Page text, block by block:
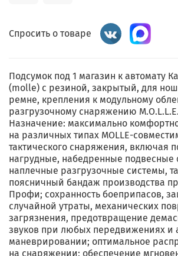
Спросить о товаре
Подсумок под 1 магазин к автомату
(molle) с резиной, закрытый, для
ремне, крепления к модульному
разгрузочному снаряжению
Назначение: максимально
на различных типах MOLLE-
тактического снаряжения, включая
нагрудные, набедренные подвесные
наплечные разгрузочные системы,
поясничный бандаж производства
Профи; сохранность боеприпасов,
случайной утраты, механических
загрязнения, предотвращение
звуков при любых передвижениях и
маневрировании; оптимальное
на снаряжении; обеспечение